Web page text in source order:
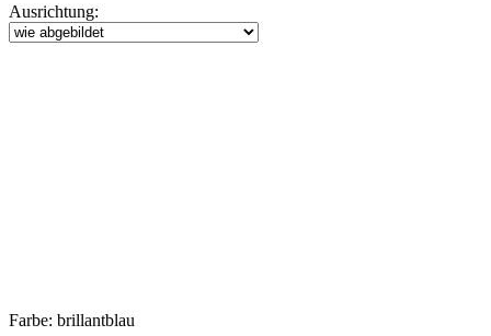
Ausrichtung:
Farbe: brillantblau